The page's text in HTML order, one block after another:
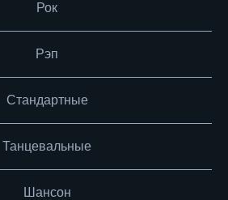
Рок
Рэп
Стандартные
Танцевальные
Шансон